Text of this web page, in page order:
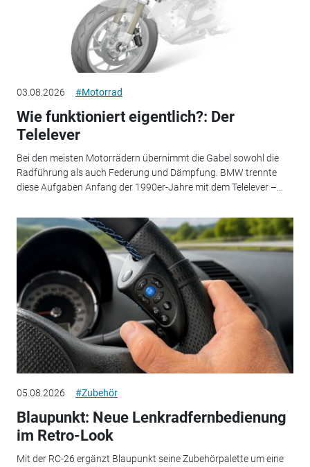
03.08.2026 #Motorrad
Wie funktioniert eigentlich?: Der
Telelever
Bei den meisten Motorrädern übernimmt die Gabel sowohl die
Radführung als auch Federung und Dämpfung. BMW trennte
diese Aufgaben Anfang der 1990er-Jahre mit dem Telelever –...
05.08.2026 #Zubehör
Blaupunkt: Neue Lenkradfernbedienung
im Retro-Look
Mit der RC-26 ergänzt Blaupunkt seine Zubehörpalette um eine